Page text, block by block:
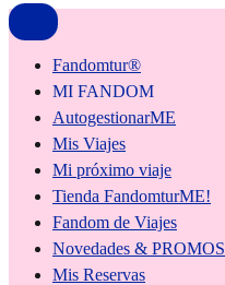
Fandomtur®
MI FANDOM
AutogestionarME
Mis Viajes
Mi próximo viaje
Tienda FandomturME!
Fandom de Viajes
Novedades & PROMOS
Mis Reservas